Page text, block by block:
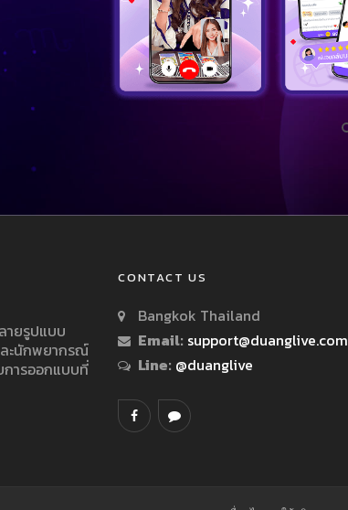
ายรูปแบบ
ะนักพยากรณ์
การออกแบบที่
CONTACT US
Bangkok Thailand
Email: support@duanglive.com
Line: @duanglive